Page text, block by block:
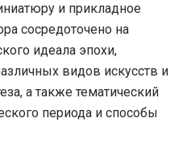
и прикладное
сосредоточено на
идеала эпохи,
видов искусств и
а также тематический
периода и способы